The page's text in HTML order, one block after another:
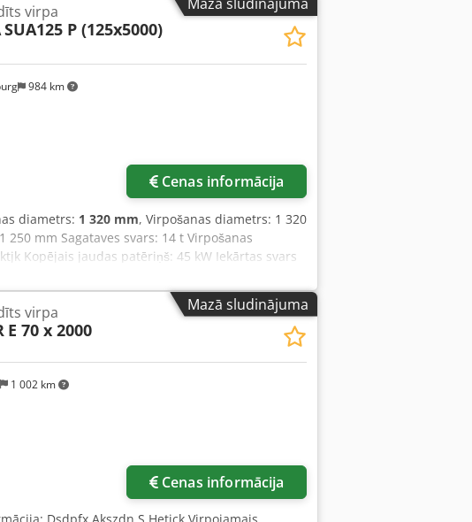
instrumentu stiprinājumi: Parat Dzesēšanas
984 km
virpa
SUA125 P (125x5000)
Cenas informācija
diametrs: 1 320 mm, Virpošanas diametrs: 1 320
mm Sagataves svars: 14 t Virpošanas
Kopējais jaudas patēriņš: 45 kW Iekārtas svars
Mazā sludinājuma
1 002 km
virpa
E 70 x 2000
Cenas informācija
Dsdpfx Akszdn S Hetjck Virpojamais